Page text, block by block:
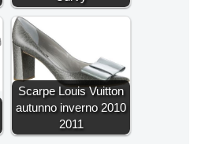
Scarpe Louis Vuitton
autunno inverno 2010
2011